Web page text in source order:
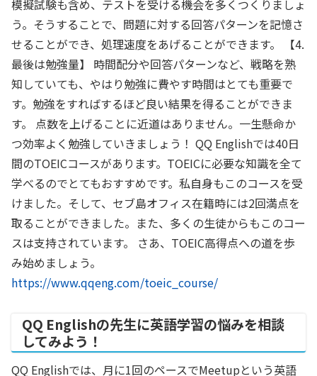
模擬試験も含め、テストを受ける機会を多くつくりましょ
う。そうすることで、問題に対する回答パターンを記憶さ
せることができ、処理速度をあげることができます。 【4.
最後は勉強量】 時間配分や回答パターンなど、戦略を熟
知していても、やはり勉強に費やす時間はとても重要で
す。勉強をすればするほど良い結果を得ることができま
す。 点数を上げることに近道はありません。一生懸命か
つ効率よく勉強していきましょう！ QQ Englishでは40日
間のTOEICコースがあります。TOEICに必要な知識を全て
学べるのでとてもおすすめです。私自身もこのコースを受
けました。そして、セブ島オフィス在籍時には2回満点を
取ることができました。また、多くの生徒からもこのコー
スは支持されています。 さあ、TOEIC高得点への道を歩
み始めましょう。
https://www.qqeng.com/toeic_course/
QQ Englishの先生に英語学習の悩みを相談
してみよう！
QQ Englishでは、月に1回のペースでMeetupという英語